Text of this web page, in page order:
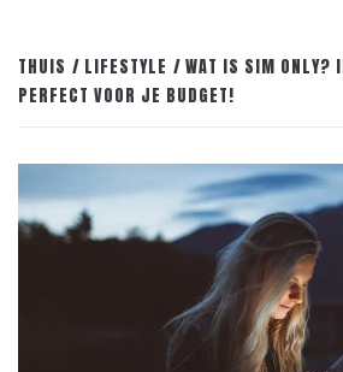
THUIS LIFESTYLE
WAT IS SIM ONLY?
PERFECT VOOR JE BUDGET!